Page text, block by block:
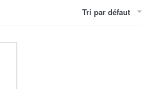
Tri par défaut